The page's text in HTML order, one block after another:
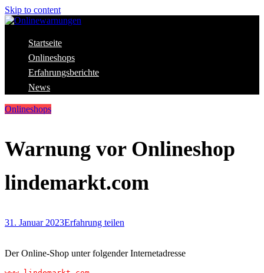
Skip to content
Onlinewarnungen
Aktuelle Warnungen vor Gefahren im Internet
Startseite
Onlineshops
Erfahrungsberichte
News
Onlineshops
Warnung vor Onlineshop
lindemarkt.com
31. Januar 2023Erfahrung teilen
Der Online-Shop unter folgender Internetadresse